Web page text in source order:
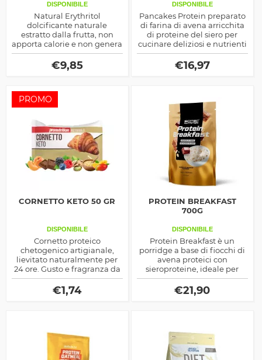
DISPONIBILE
Natural Erythritol
dolcificante naturale
estratto dalla frutta, non
apporta calorie e non genera
il rilascio di insulina, ha un
sapore molto simile a quello
del normale zucchero
€9,85
DISPONIBILE
Pancakes Protein preparato
di farina di avena arricchita
di proteine del siero per
cucinare deliziosi e nutrienti
pancakes, ottimo per
colazione ma anche negli
spuntini pomeridiani
€16,97
PROMO
CORNETTO KETO 50 GR
DISPONIBILE
Cornetto proteico
chetogenico artigianale,
lievitato naturalmente per
24 ore. Gusto e fragranza da
bar con bassi carboidrati e
senza zuccheri aggiunti.
Perfetto per colazioni e
€1,74
PROTEIN BREAKFAST
700G
DISPONIBILE
Protein Breakfast è un
porridge a base di fiocchi di
avena proteici con
sieroproteine, ideale per
colazione aggiungendo
semplicemente acqua calda
o fredda
€21,90